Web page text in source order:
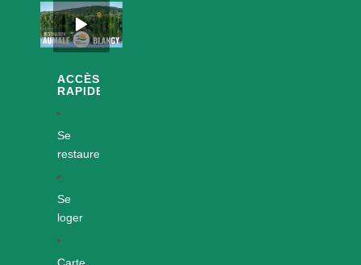
ACCÈS
RAPIDES
Se
restaurer
Se
loger
Carte